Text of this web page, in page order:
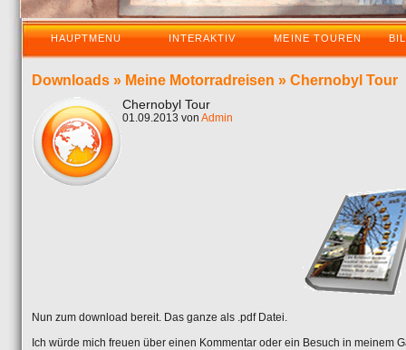
HAUPTMENU INTERAKTIV MEINE TOUREN
Downloads » Meine Motorradreisen » Chernobyl Tour
Chernobyl Tour
01.09.2013 von Admin
Nun zum download bereit. Das ganze als .pdf Datei.
Ich würde mich freuen über einen Kommentar oder ein Besuch in meinem